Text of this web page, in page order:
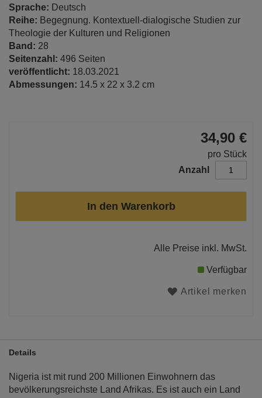
Sprache: Deutsch
Reihe: Begegnung. Kontextuell-dialogische Studien zur
Theologie der Kulturen und Religionen
Band: 28
Seitenzahl: 496 Seiten
veröffentlicht: 18.03.2021
Abmessungen: 14.5 x 22 x 3.2 cm
34,90 €
pro Stück
Anzahl
In den Warenkorb
Alle Preise inkl. MwSt.
Verfügbar
Artikel merken
Details
Nigeria ist mit rund 200 Millionen Einwohnern das
bevölkerungsreichste Land Afrikas. Es ist auch ein Land